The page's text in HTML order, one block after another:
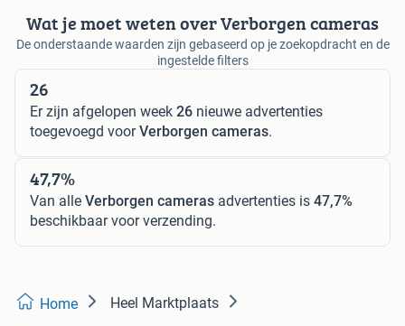
Wat je moet weten over Verborgen cameras
De onderstaande waarden zijn gebaseerd op je zoekopdracht en de
ingestelde filters
26
Er zijn afgelopen week 26 nieuwe advertenties
toegevoegd voorVerborgen cameras.
47,7%
Van alle Verborgen cameras advertenties is 47,7%
beschikbaar voor verzending.
Home Heel Marktplaats